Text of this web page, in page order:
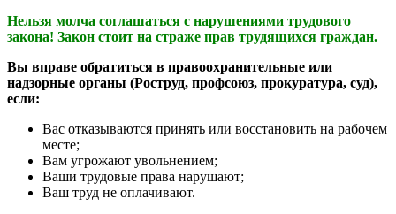
Нельзя молча соглашаться с нарушениями трудового
закона! Закон стоит на страже прав трудящихся граждан.
Вы вправе обратиться в правоохранительные или
надзорные органы (Роструд, профсоюз, прокуратура, суд),
если:
Вас отказываются принять или восстановить на рабочем
месте;
Вам угрожают увольнением;
Ваши трудовые права нарушают;
Ваш труд не оплачивают.